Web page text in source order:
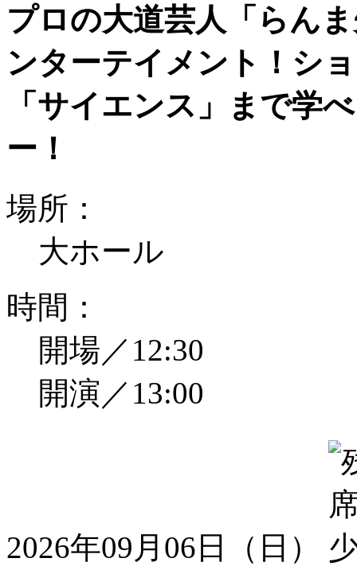
プロの大道芸人「らん
ンターテイメント！シ
「サイエンス」まで学
ー！
場所：
大ホール
時間：
開場／12:30
開演／13:00
2026年09月06日（日）